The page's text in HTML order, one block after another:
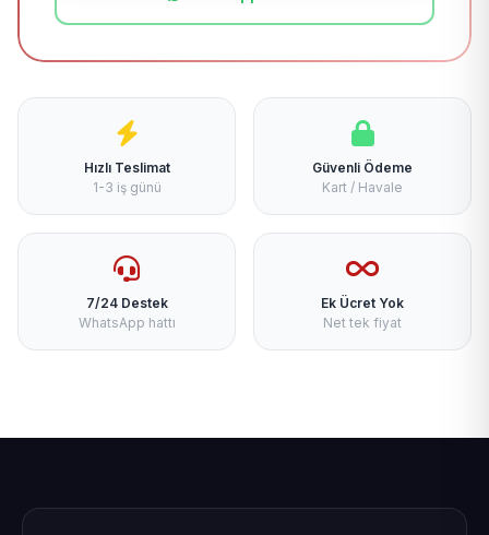
Hızlı Teslimat
1-3 iş günü
Güvenli Ödeme
Kart / Havale
7/24 Destek
WhatsApp hattı
Ek Ücret Yok
Net tek fiyat